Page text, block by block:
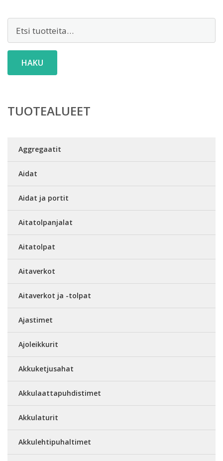
HAKU
TUOTEALUEET
Aggregaatit
Aidat
Aidat ja portit
Aitatolpanjalat
Aitatolpat
Aitaverkot
Aitaverkot ja -tolpat
Ajastimet
Ajoleikkurit
Akkuketjusahat
Akkulaattapuhdistimet
Akkulaturit
Akkulehtipuhaltimet